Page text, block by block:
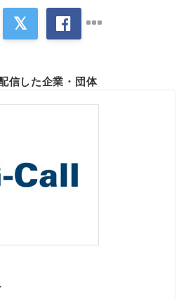
信した企業・団体